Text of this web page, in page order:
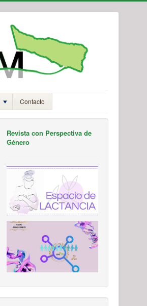
Contacto
Revista con Perspectiva de
Género